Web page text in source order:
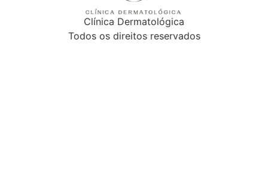
Clínica Dermatológica
Todos os direitos reservados